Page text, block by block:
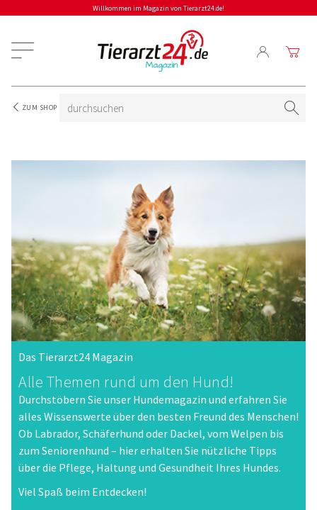
Willkommen im Magazin von Tierarzt24.de!
ZUM SHOP
Das Tierarzt24 Magazin
Alle Themen rund um den Hund!
Durchstöbern Sie unser Hundemagazin und erfahren Sie
alles Wissenswerte über den besten Freund des Menschen!
Ob Labrador, Schäferhund oder Dackel, vom Welpen bis
zum Seniorenhund – hier erhalten Sie nützliche Tipps
über die Pflege, Haltung und Gesundheit Ihres Hundes.
Viel Spaß beim Entdecken!